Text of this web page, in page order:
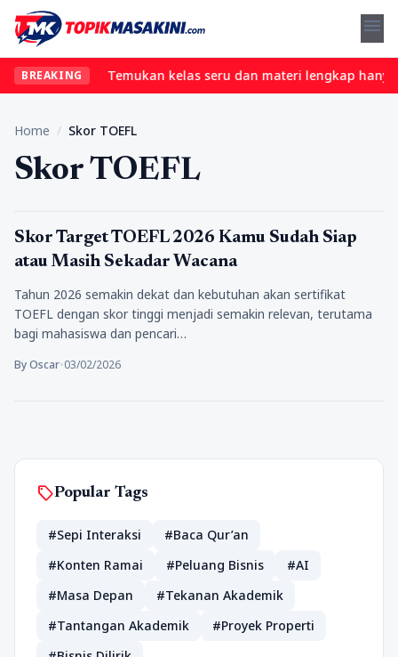
menu
BREAKING
ribet? Temukan kelas seru dan materi lengkap hanya
Home / Skor TOEFL
Skor TOEFL
Tips Trik
Skor Target TOEFL 2026 Kamu Sudah Siap
atau Masih Sekadar Wacana
Tahun 2026 semakin dekat dan kebutuhan akan sertifikat
TOEFL dengan skor tinggi menjadi semakin relevan, terutama
bagi mahasiswa dan pencari…
By Oscar•03/02/2026
sellPopular Tags
#Sepi Interaksi
#Baca Qur’an
#Konten Ramai
#Peluang Bisnis
#AI
#Masa Depan
#Tekanan Akademik
#Tantangan Akademik
#Proyek Properti